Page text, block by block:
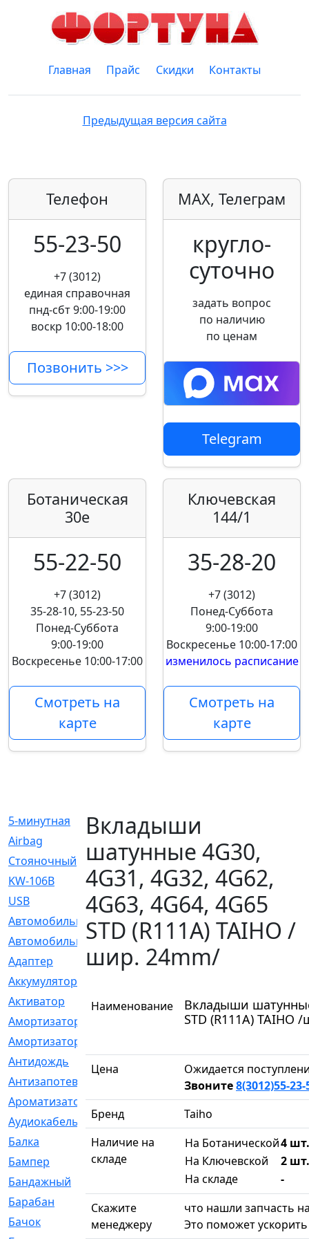
Главная Прайс Скидки Контакты
Предыдущая версия сайта
Телефон
55-23-50
+7 (3012)
единая справочная
пнд-сбт 9:00-19:00
воскр 10:00-18:00
Позвонить >>>
MAX, Телеграм
кругло­
суточно
задать вопрос
по наличию
по ценам
Telegram
Ботаническая
30е
55-22-50
+7 (3012)
35-28-10, 55-23-50
Понед-Суббота
9:00-19:00
Воскресенье 10:00-17:00
Смотреть на
карте
Ключевская
144/1
35-28-20
+7 (3012)
Понед-Суббота
9:00-19:00
Воскресенье 10:00-17:00
изменилось расписание
Смотреть на
карте
5-минутная
[1]
Airbag
[18]
Cтояночный
[1]
KW-106B
[0]
USB
[6]
Автомобильное
[6]
Автомобильный
[6]
Адаптер
[3]
Аккумулятор
Активатор
[1]
Амортизатор
Амортизаторы
Антидождь
Антизапотеватель
Ароматизатор
[35]
Аудиокабель
Балка
[58]
Бампер
[137]
Бандажный
Барабан
[5]
Бачок
[40]
Вкладыши
шатунные 4G30,
4G31, 4G32, 4G62,
4G63, 4G64, 4G65
STD (R111A) TAIHO /
шир. 24mm/
Наименование
Вкладыши шатунные
STD (R111A) TAIHO
Цена
Ожидается
Звоните8(3012)55-23-
Бренд
Taiho
Наличие на
складе
На Ботанической4
На Ключевской
2
На складе
-
Скажите
менеджеру
что нашли запчасть
Это поможет ускорить